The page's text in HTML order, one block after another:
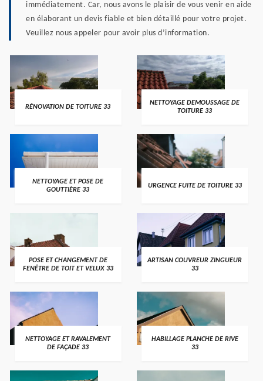
immédiatement. Car, nous avons le plaisir de vous venir en aide
en élaborant un devis fiable et bien détaillé pour votre projet.
Veuillez nous appeler pour avoir plus d’information.
RÉNOVATION DE TOITURE 33
NETTOYAGE DEMOUSSAGE DE
TOITURE 33
NETTOYAGE ET POSE DE
GOUTTIÈRE 33
URGENCE FUITE DE TOITURE 33
POSE ET CHANGEMENT DE
FENÊTRE DE TOIT ET VELUX 33
ARTISAN COUVREUR ZINGUEUR
33
NETTOYAGE ET RAVALEMENT
DE FAÇADE 33
HABILLAGE PLANCHE DE RIVE
33